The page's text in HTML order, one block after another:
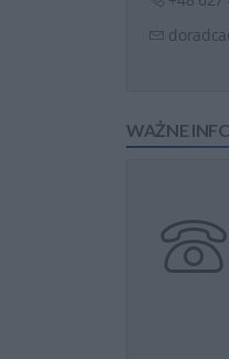
WAŻNE